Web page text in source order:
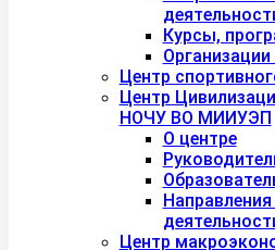
Курсы,
Центр
Центр
НОЧУ ВО МИИУЭП
О центре
Центр